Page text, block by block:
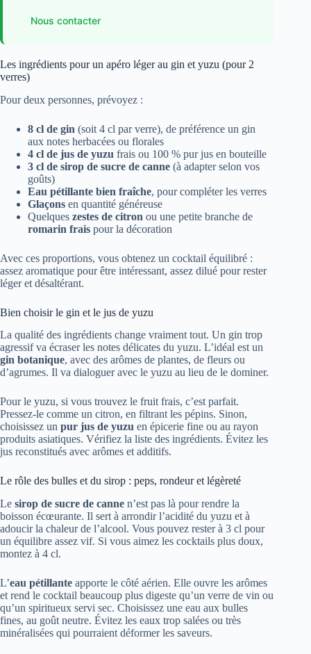
Nous contacter
Les ingrédients pour un apéro léger au gin et yuzu (pour 2
verres)
Pour deux personnes, prévoyez :
8 cl de gin (soit 4 cl par verre), de préférence un gin
aux notes herbacées ou florales
4 cl de jus de yuzu frais ou 100 % pur jus en bouteille
3 cl de sirop de sucre de canne (à adapter selon vos
goûts)
Eau pétillante bien fraîche, pour compléter les verres
Glaçons en quantité généreuse
Quelques zestes de citron ou une petite branche de
romarin frais pour la décoration
Avec ces proportions, vous obtenez un cocktail équilibré :
assez aromatique pour être intéressant, assez dilué pour rester
léger et désaltérant.
Bien choisir le gin et le jus de yuzu
La qualité des ingrédients change vraiment tout. Un gin trop
agressif va écraser les notes délicates du yuzu. L’idéal est un
gin botanique, avec des arômes de plantes, de fleurs ou
d’agrumes. Il va dialoguer avec le yuzu au lieu de le dominer.
Pour le yuzu, si vous trouvez le fruit frais, c’est parfait.
Pressez-le comme un citron, en filtrant les pépins. Sinon,
choisissez un pur jus de yuzu en épicerie fine ou au rayon
produits asiatiques. Vérifiez la liste des ingrédients. Évitez les
jus reconstitués avec arômes et additifs.
Le rôle des bulles et du sirop : peps, rondeur et légèreté
Le sirop de sucre de canne n’est pas là pour rendre la
boisson écœurante. Il sert à arrondir l’acidité du yuzu et à
adoucir la chaleur de l’alcool. Vous pouvez rester à 3 cl pour
un équilibre assez vif. Si vous aimez les cocktails plus doux,
montez à 4 cl.
L’eau pétillante apporte le côté aérien. Elle ouvre les arômes
et rend le cocktail beaucoup plus digeste qu’un verre de vin ou
qu’un spiritueux servi sec. Choisissez une eau aux bulles
fines, au goût neutre. Évitez les eaux trop salées ou très
minéralisées qui pourraient déformer les saveurs.